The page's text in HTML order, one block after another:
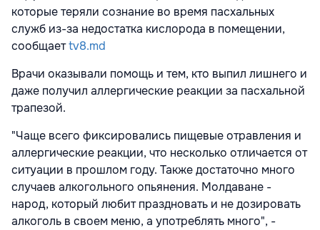
которые теряли сознание во время пасхальных
служб из-за недостатка кислорода в помещении,
сообщаетtv8.md
Врачи оказывали помощь и тем, кто выпил лишнего и
даже получил аллергические реакции за пасхальной
трапезой.
"Чаще всего фиксировались пищевые отравления и
аллергические реакции, что несколько отличается от
ситуации в прошлом году. Также достаточно много
случаев алкогольного опьянения. Молдаване -
народ, который любит праздновать и не дозировать
алкоголь в своем меню, а употреблять много", -